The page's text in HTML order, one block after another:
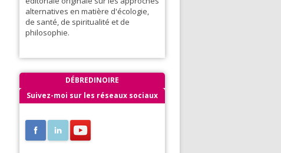
alternatives en matière d'écologie,
de santé, de spiritualité et de
philosophie.
DÉBREDINOIRE
Suivez-moi sur les réseaux sociaux